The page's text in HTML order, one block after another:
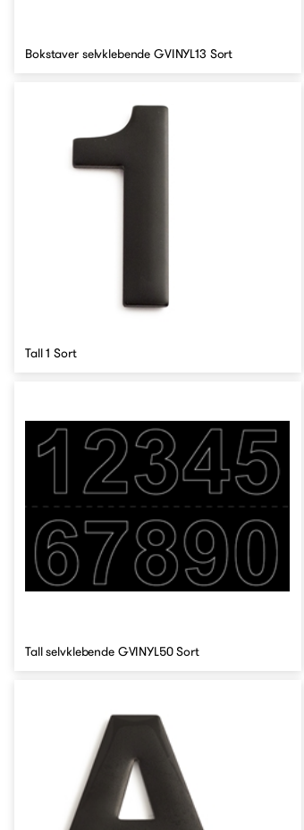
Bokstaver selvklebende GVINYL13 Sort
Tall 1 Sort
Tall selvklebende GVINYL50 Sort